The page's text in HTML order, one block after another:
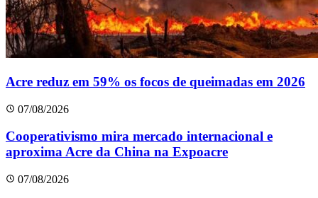
Acre reduz em 59% os focos de queimadas em 2026
07/08/2026
Cooperativismo mira mercado internacional e
aproxima Acre da China na Expoacre
07/08/2026